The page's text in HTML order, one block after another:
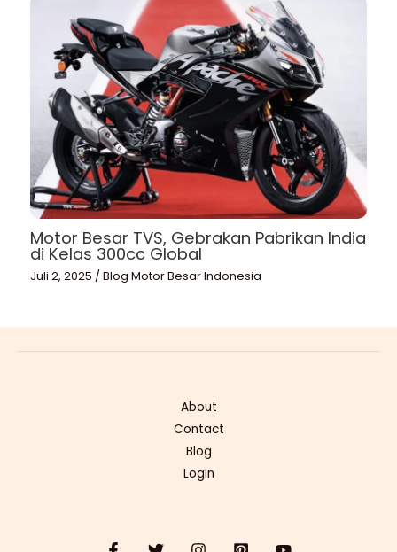
Motor Besar TVS, Gebrakan Pabrikan India
di Kelas 300cc Global
Juli 2, 2025 /Blog Motor Besar Indonesia
About
Contact
Blog
Login